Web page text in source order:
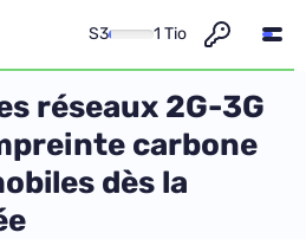
S3 1 Tio
réseaux 2G-3G
carbone
dès la